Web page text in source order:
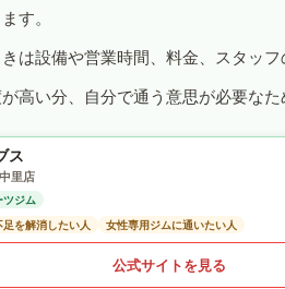
す。
は設備や営業時間、料金、スタッフ
高い分、自分で通う意思が必要な
ス
里店
ツジム
足を解消したい人
女性専用ジムに通いたい人
公式サイトを見る